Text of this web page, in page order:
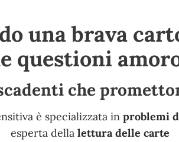
una brava
questioni
che
è specializzata in problemi
esperta dellalettura delle carte